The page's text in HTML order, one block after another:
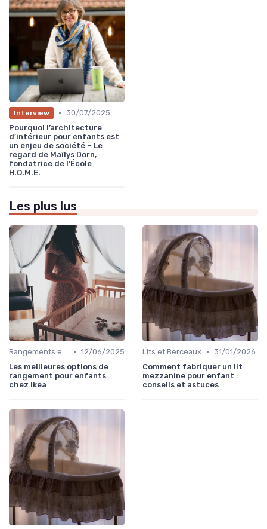
Interview • 30/07/2025
Pourquoi l’architecture
d’intérieur pour enfants est
un enjeu de société – Le
regard de Maïlys Dorn,
fondatrice de l’École
H.O.M.E.
Les plus lus
Rangements et Étagères • 12/06/2025
Les meilleures options de
rangement pour enfants
chez Ikea
Lits et Berceaux • 31/01/2026
Comment fabriquer un lit
mezzanine pour enfant :
conseils et astuces